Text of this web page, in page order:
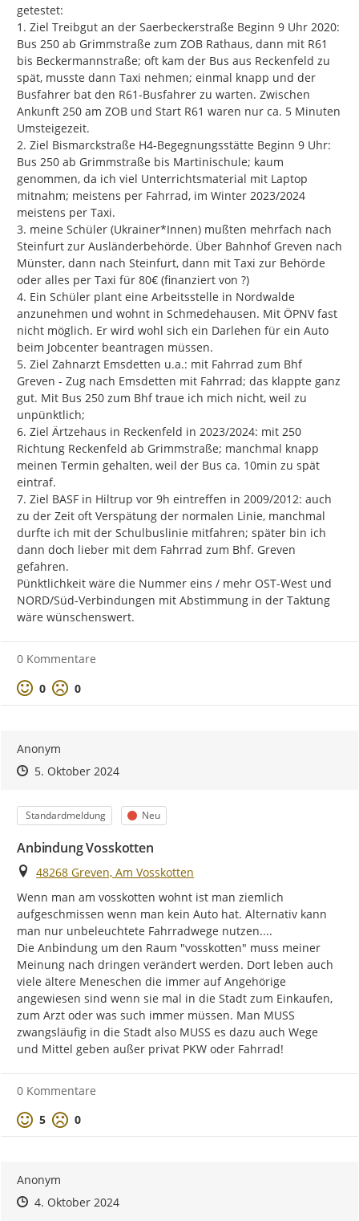
getestet:
1. Ziel Treibgut an der Saerbeckerstraße Beginn 9 Uhr 2020:
Bus 250 ab Grimmstraße zum ZOB Rathaus, dann mit R61
bis Beckermannstraße; oft kam der Bus aus Reckenfeld zu
spät, musste dann Taxi nehmen; einmal knapp und der
Busfahrer bat den R61-Busfahrer zu warten. Zwischen
Ankunft 250 am ZOB und Start R61 waren nur ca. 5 Minuten
Umsteigezeit.
2. Ziel Bismarckstraße H4-Begegnungsstätte Beginn 9 Uhr:
Bus 250 ab Grimmstraße bis Martinischule; kaum
genommen, da ich viel Unterrichtsmaterial mit Laptop
mitnahm; meistens per Fahrrad, im Winter 2023/2024
meistens per Taxi.
3. meine Schüler (Ukrainer*Innen) mußten mehrfach nach
Steinfurt zur Ausländerbehörde. Über Bahnhof Greven nach
Münster, dann nach Steinfurt, dann mit Taxi zur Behörde
oder alles per Taxi für 80€ (finanziert von ?)
4. Ein Schüler plant eine Arbeitsstelle in Nordwalde
anzunehmen und wohnt in Schmedehausen. Mit ÖPNV fast
nicht möglich. Er wird wohl sich ein Darlehen für ein Auto
beim Jobcenter beantragen müssen.
5. Ziel Zahnarzt Emsdetten u.a.: mit Fahrrad zum Bhf
Greven - Zug nach Emsdetten mit Fahrrad; das klappte ganz
gut. Mit Bus 250 zum Bhf traue ich mich nicht, weil zu
unpünktlich;
6. Ziel Ärtzehaus in Reckenfeld in 2023/2024: mit 250
Richtung Reckenfeld ab Grimmstraße; manchmal knapp
meinen Termin gehalten, weil der Bus ca. 10min zu spät
eintraf.
7. Ziel BASF in Hiltrup vor 9h eintreffen in 2009/2012: auch
zu der Zeit oft Verspätung der normalen Linie, manchmal
durfte ich mit der Schulbuslinie mitfahren; später bin ich
dann doch lieber mit dem Fahrrad zum Bhf. Greven
gefahren.
Pünktlichkeit wäre die Nummer eins / mehr OST-West und
NORD/Süd-Verbindungen mit Abstimmung in der Taktung
wäre wünschenswert.
0 Kommentare
Positive Bewertung
0 Negative Bewertung
0
Anonym
Zeitpunkt des Erstellens
Zeitpunkt des Erstellens
5. Oktober 2024Zur Äußerung
Kategorie
Standardmeldung Status
Neu
Anbindung Vosskotten
Ort
48268 Greven, Am Vosskotten
Wenn man am vosskotten wohnt ist man ziemlich
aufgeschmissen wenn man kein Auto hat. Alternativ kann
man nur unbeleuchtete Fahrradwege nutzen....
Die Anbindung um den Raum "vosskotten" muss meiner
Meinung nach dringen verändert werden. Dort leben auch
viele ältere Meneschen die immer auf Angehörige
angewiesen sind wenn sie mal in die Stadt zum Einkaufen,
zum Arzt oder was such immer müssen. Man MUSS
zwangsläufig in die Stadt also MUSS es dazu auch Wege
und Mittel geben außer privat PKW oder Fahrrad!
0 Kommentare
Positive Bewertung
5 Negative Bewertung
0
Anonym
Zeitpunkt des Erstellens
Zeitpunkt des Erstellens
4. Oktober 2024Zur Äußerung